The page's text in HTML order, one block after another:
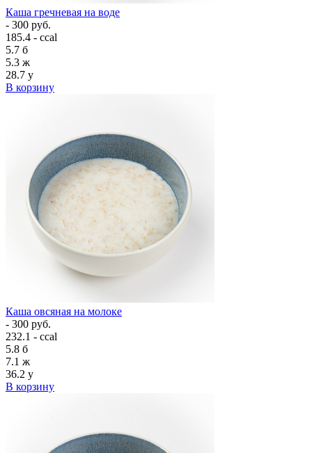
Каша гречневая на воде
- 300 руб.
185.4 - ccal
5.7 б
5.3 ж
28.7 у
В корзину
Каша овсяная на молоке
- 300 руб.
232.1 - ccal
5.8 б
7.1 ж
36.2 у
В корзину